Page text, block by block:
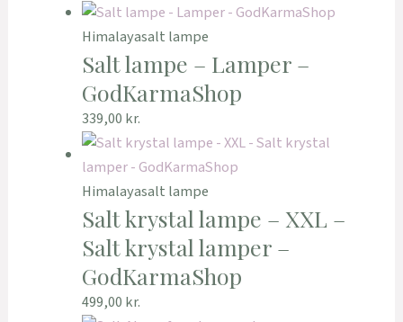
Himalayasalt lampe
Salt lampe – Lamper –
GodKarmaShop
339,00 kr.
Himalayasalt lampe
Salt krystal lampe – XXL –
Salt krystal lamper –
GodKarmaShop
499,00 kr.